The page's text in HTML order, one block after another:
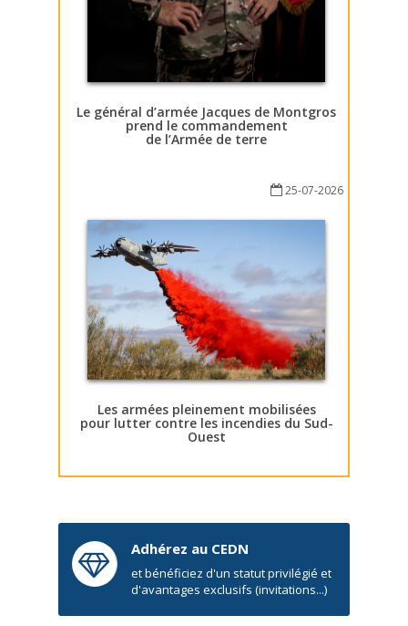
Le général d’armée Jacques de Montgros
prend le commandement
de l’Armée de terre
25-07-2026
Les armées pleinement mobilisées
pour lutter contre les incendies du Sud-
Ouest
Adhérez au CEDN
et bénéficiez d'un statut privilégié et
d'avantages exclusifs (invitations...)